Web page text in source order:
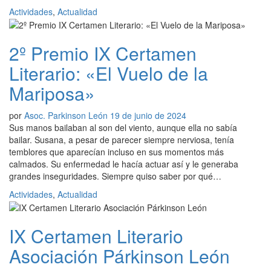
Actividades, Actualidad
2º Premio IX Certamen
Literario: «El Vuelo de la
Mariposa»
por Asoc. Parkinson León 19 de junio de 2024
Sus manos bailaban al son del viento, aunque ella no sabía
bailar. Susana, a pesar de parecer siempre nerviosa, tenía
temblores que aparecían incluso en sus momentos más
calmados. Su enfermedad le hacía actuar así y le generaba
grandes inseguridades. Siempre quiso saber por qué…
Actividades, Actualidad
IX Certamen Literario
Asociación Párkinson León